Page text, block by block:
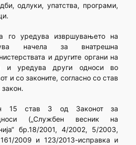
одлуки, упатства, програми,
го уредува извршувањето на
начела за внатрешна
и другите органи на
и уредува други односи во
и со законите, согласно со став
15 став 3 од Законот за
(„Службен весник на
бр.18/2001, 4/2002, 5/2003,
2009 и 123/2013-исправка и